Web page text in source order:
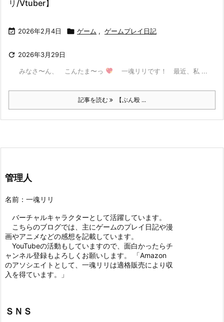
リ/Vtuber】
 2026年2月4日  ゲーム , ゲームプレイ日記
 2026年3月29日
みなさ〜ん、 こんたま〜っ 一魂リリです！ 最近、私 ...
記事を読む 【ぶん殴 ...
管理人
名前：一魂リリ
バーチャルキャラクターとして活躍しています。
こちらのブログでは、主にゲームのプレイ日記や漫
画やアニメなどの感想を記載しています。
YouTubeの活動もしていますので、面白かったらチ
ャンネル登録もよろしくお願いします。 「Amazon
のアソシエイトとして、一魂リリは適格販売により収
入を得ています。」
ＳＮＳ